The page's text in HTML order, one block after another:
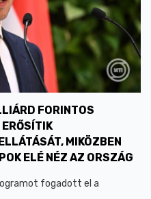
FORINTOS
MIKÖZBEN
ELÉ NÉZ AZ ORSZÁG
fogadott el a